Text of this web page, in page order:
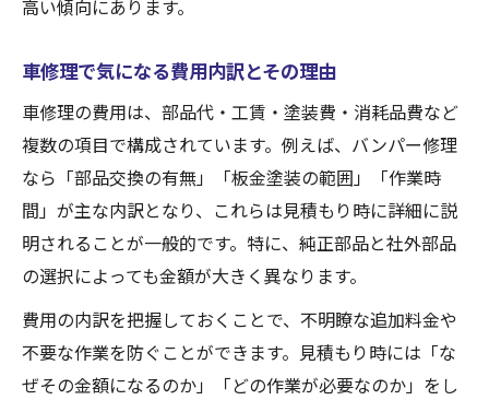
高い傾向にあります。
車修理で気になる費用内訳とその理由
車修理の費用は、部品代・工賃・塗装費・消耗品費など
複数の項目で構成されています。例えば、バンパー修理
なら「部品交換の有無」「板金塗装の範囲」「作業時
間」が主な内訳となり、これらは見積もり時に詳細に説
明されることが一般的です。特に、純正部品と社外部品
の選択によっても金額が大きく異なります。
費用の内訳を把握しておくことで、不明瞭な追加料金や
不要な作業を防ぐことができます。見積もり時には「な
ぜその金額になるのか」「どの作業が必要なのか」をし